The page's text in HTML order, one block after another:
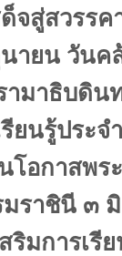
จสู่สวรรค
ยน วันค
ามาธิบดิน
ยนรู้ประ
โอกาสพ
มราชินี ๓
มการเรี